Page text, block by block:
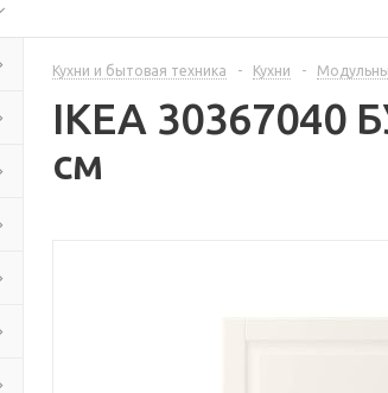
Кухни и бытовая техника - Кухни -
IKEA 30367040
см